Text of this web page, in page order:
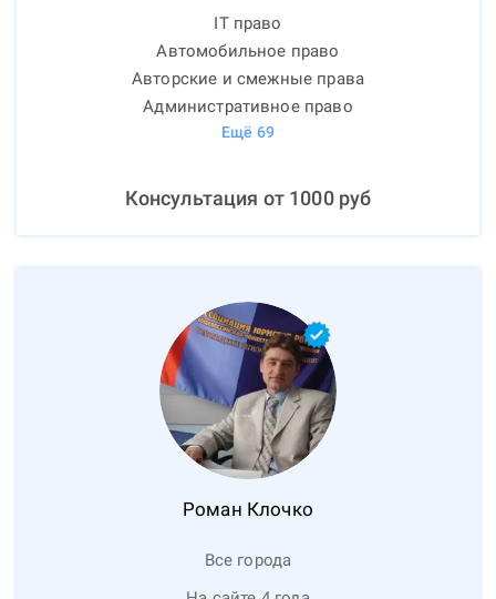
IT право
Автомобильное право
Авторские и смежные права
Административное право
Ещё 69
Консультация от 1000руб
Роман Клочко
Все города